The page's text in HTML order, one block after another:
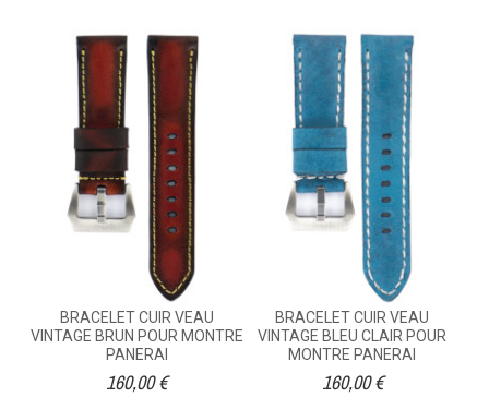
BRACELET CUIR VEAU
VINTAGE BRUN POUR MONTRE
PANERAI
160,00 €
BRACELET CUIR VEAU
VINTAGE BLEU CLAIR POUR
MONTRE PANERAI
160,00 €